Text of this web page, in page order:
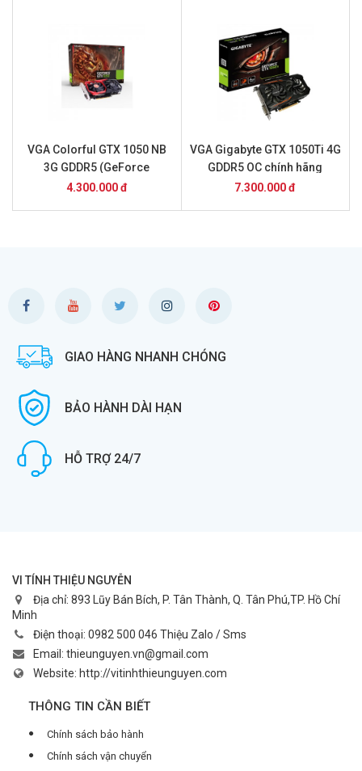
VGA Colorful GTX 1050 NB
3G GDDR5 (GeForce
GTX1050 NB 3G) Chính Hãng
4.300.000 đ
VGA Gigabyte GTX 1050Ti 4G
GDDR5 OC chính hãng
7.300.000 đ
GIAO HÀNG NHANH CHÓNG
BẢO HÀNH DÀI HẠN
HỖ TRỢ 24/7
VI TÍNH THIỆU NGUYỄN
Địa chỉ: 893 Lũy Bán Bích, P. Tân Thành, Q. Tân Phú,TP. Hồ Chí
Minh
Điện thoại: 0982 500 046 Thiệu Zalo / Sms
Email: thieunguyen.vn@gmail.com
Website: http://vitinhthieunguyen.com
THÔNG TIN CẦN BIẾT
Chính sách bảo hành
Chính sách vận chuyển